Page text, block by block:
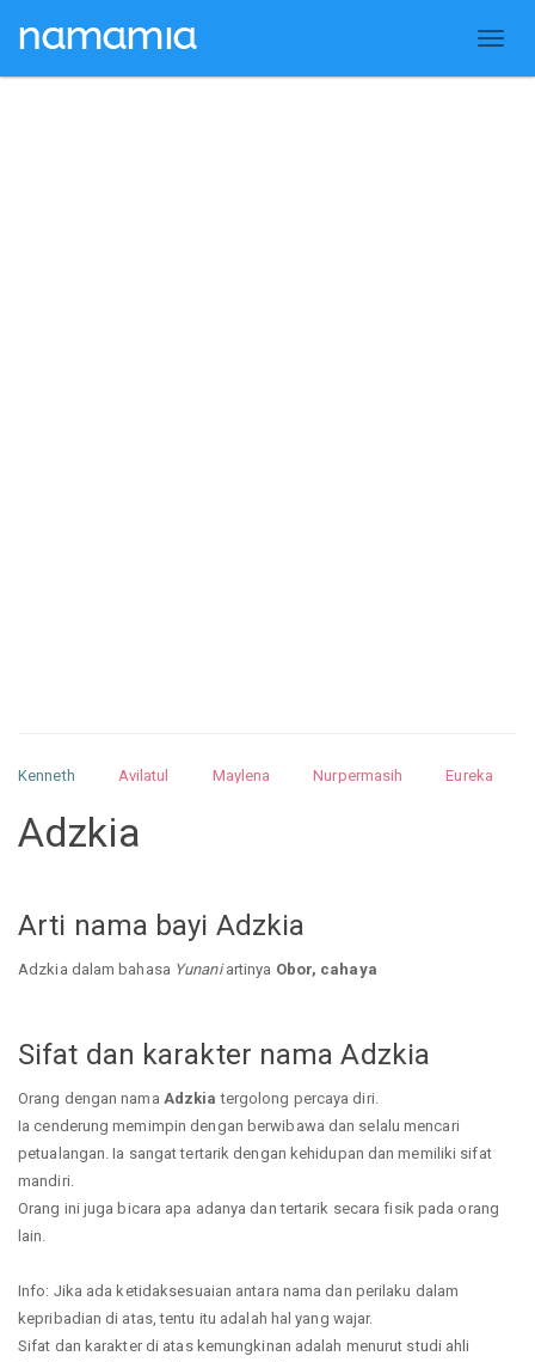
Kenneth Avilatul Maylena Nurpermasih
Eureka
Nurhilman
Pathin
Adzkia
Arti nama bayi Adzkia
Adzkia dalam bahasa Yunaniartinya Obor, cahaya
Sifat dan karakter nama Adzkia
Orang dengan nama Adzkia tergolong percaya diri.
Ia cenderung memimpin dengan berwibawa dan selalu mencari
petualangan. Ia sangat tertarik dengan kehidupan dan memiliki sifat
mandiri.
Orang ini juga bicara apa adanya dan tertarik secara fisik pada orang
lain.
Info: Jika ada ketidaksesuaian antara nama dan perilaku dalam
kepribadian di atas, tentu itu adalah hal yang wajar.
Sifat dan karakter di atas kemungkinan adalah menurut studi ahli